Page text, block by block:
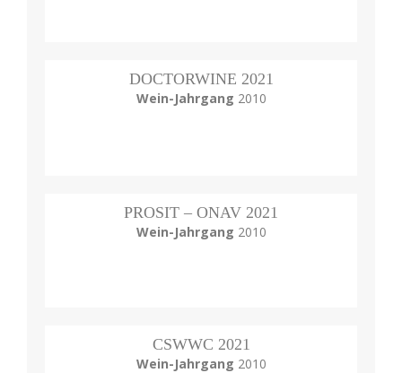
DOCTORWINE 2021
Wein-Jahrgang 2010
PROSIT – ONAV 2021
Wein-Jahrgang 2010
CSWWC 2021
Wein-Jahrgang 2010